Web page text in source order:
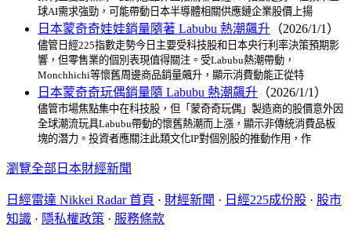
球AI需求強勁，可能帶動日本半導體相關供應鏈企業股價上揚
日本蒙奇奇娃娃銷量隨著 Labubu 熱潮飆升 （2026/1/1）
儘管日經225指數走勢今日主要受科技股和日本央行利率決策預期影
響，但零售業的個別表現值得關注。受Labubu熱潮帶動，
Monchhichi等懷舊周邊商品銷量飆升，顯示消費動能正從特
日本蒙奇奇玩偶銷量隨 Labubu 熱潮飆升 （2026/1/1）
儘管市場焦點集中在科技股，但「蒙奇奇玩偶」製造商的股價意外因
全球潮流玩具Labubu帶動的懷舊熱潮而上漲，顯示非傳統消費品板
塊的潛力。投資者應關注此類文化IP對個別股的推動作用，作
瀏覽全部日本財經新聞
日經雷達 Nikkei Radar 首頁 · 財經新聞 · 日經225成份股 · 股市
知識 · 隱私權政策 · 服務條款